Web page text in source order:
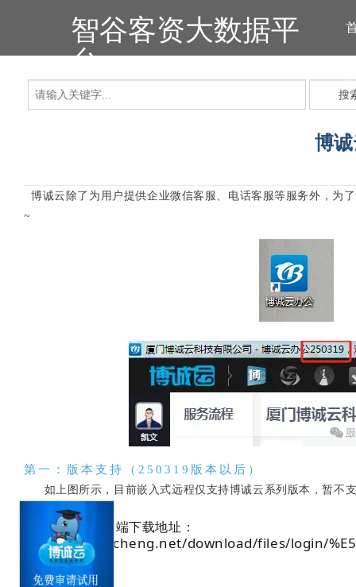
智谷客资大数据平
台
搜
博
博诚云除了为用户提供企业微信客服、电话客服等服务外，为
~
第一：版本支持（250319版本以后）
如上图所示，目前嵌入式远程仅支持博诚云系列版本，暂不
博诚云电脑客户端下载地址：
‍http://app.bocheng.net/download/files/login/